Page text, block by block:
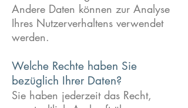
Andere Daten können zur Analyse
Ihres Nutzerverhaltens verwendet
werden.
Welche Rechte haben Sie
bezüglich Ihrer Daten?
Sie haben jederzeit das Recht,